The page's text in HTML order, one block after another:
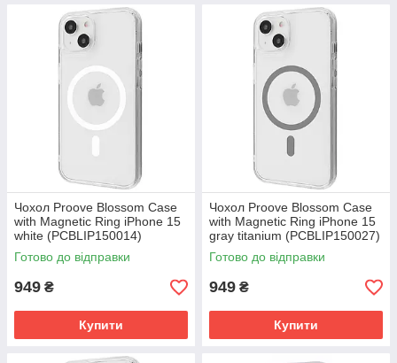
Чохол Proove Blossom Case
with Magnetic Ring iPhone 15
white (PCBLIP150014)
Готово до відправки
949 ₴
Купити
Чохол Proove Blossom Case
with Magnetic Ring iPhone 15
gray titanium (PCBLIP150027)
Готово до відправки
949 ₴
Купити